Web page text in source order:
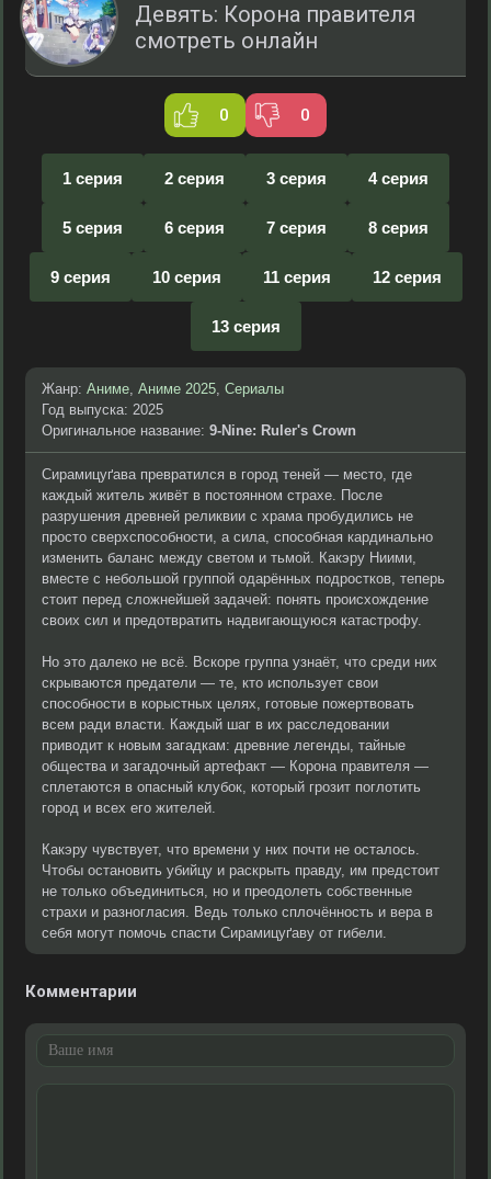
Девять: Корона правителя
смотреть онлайн
0 0
1 серия 2 серия 3 серия 4 серия
5 серия 6 серия 7 серия 8 серия
9 серия 10 серия 11 серия 12 серия
13 серия
Жанр: Аниме, Аниме 2025, Сериалы
Год выпуска: 2025
Оригинальное название: 9-Nine: Ruler's Crown
Сирамицуґава превратился в город теней — место, где
каждый житель живёт в постоянном страхе. После
разрушения древней реликвии с храма пробудились не
просто сверхспособности, а сила, способная кардинально
изменить баланс между светом и тьмой. Какэру Ниими,
вместе с небольшой группой одарённых подростков, теперь
стоит перед сложнейшей задачей: понять происхождение
своих сил и предотвратить надвигающуюся катастрофу.
Но это далеко не всё. Вскоре группа узнаёт, что среди них
скрываются предатели — те, кто использует свои
способности в корыстных целях, готовые пожертвовать
всем ради власти. Каждый шаг в их расследовании
приводит к новым загадкам: древние легенды, тайные
общества и загадочный артефакт — Корона правителя —
сплетаются в опасный клубок, который грозит поглотить
город и всех его жителей.
Какэру чувствует, что времени у них почти не осталось.
Чтобы остановить убийцу и раскрыть правду, им предстоит
не только объединиться, но и преодолеть собственные
страхи и разногласия. Ведь только сплочённость и вера в
себя могут помочь спасти Сирамицуґаву от гибели.
Комментарии